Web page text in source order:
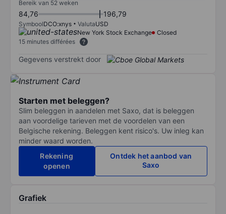
Bereik van 52 weken
84,76 196,79
SymboolDCO:xnys ValutaUSD
New York Stock Exchange
Closed
15 minutes différées
Gegevens verstrekt door
Starten met beleggen?
Slim beleggen in aandelen met Saxo, dat is beleggen
aan voordelige tarieven met de voordelen van een
Belgische rekening. Beleggen kent risico's. Uw inleg kan
minder waard worden.
Rekening
openen
Ontdek het aanbod van
Saxo
Grafiek